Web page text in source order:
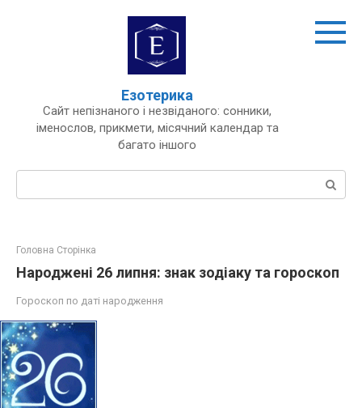
Езотерика
Сайт непізнаного і незвіданого: сонники,
іменослов, прикмети, місячний календар та
багато іншого
Пошук:
Головна Сторінка
Народжені 26 липня: знак зодіаку та гороскоп
Гороскоп по даті народження